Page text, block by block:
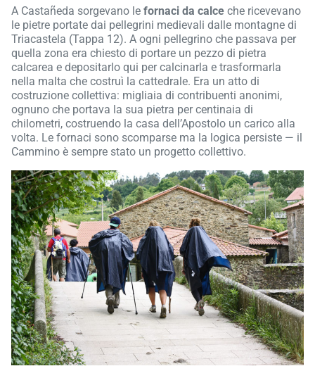
A Castañeda sorgevano le fornaci da calce che ricevevano
le pietre portate dai pellegrini medievali dalle montagne di
Triacastela (Tappa 12). A ogni pellegrino che passava per
quella zona era chiesto di portare un pezzo di pietra
calcarea e depositarlo qui per calcinarla e trasformarla
nella malta che costruì la cattedrale. Era un atto di
costruzione collettiva: migliaia di contribuenti anonimi,
ognuno che portava la sua pietra per centinaia di
chilometri, costruendo la casa dell’Apostolo un carico alla
volta. Le fornaci sono scomparse ma la logica persiste — il
Cammino è sempre stato un progetto collettivo.